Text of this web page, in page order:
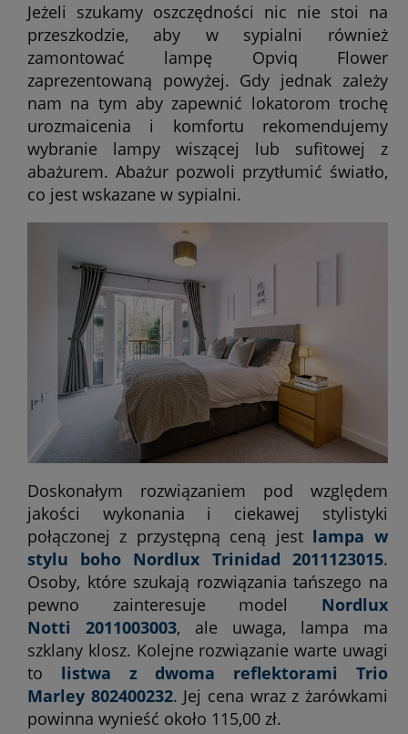
Jeżeli szukamy oszczędności nic nie stoi na
przeszkodzie, aby w sypialni również
zamontować lampę Opviq Flower
zaprezentowaną powyżej. Gdy jednak zależy
nam na tym aby zapewnić lokatorom trochę
urozmaicenia i komfortu rekomendujemy
wybranie lampy wiszącej lub sufitowej z
abażurem. Abażur pozwoli przytłumić światło,
co jest wskazane w sypialni.
Doskonałym rozwiązaniem pod względem
jakości wykonania i ciekawej stylistyki
połączonej z przystępną ceną jest lampa w
stylu boho Nordlux Trinidad 2011123015.
Osoby, które szukają rozwiązania tańszego na
pewno zainteresuje model Nordlux
Notti 2011003003, ale uwaga, lampa ma
szklany klosz. Kolejne rozwiązanie warte uwagi
to listwa z dwoma reflektorami Trio
Marley 802400232. Jej cena wraz z żarówkami
powinna wynieść około 115,00 zł.